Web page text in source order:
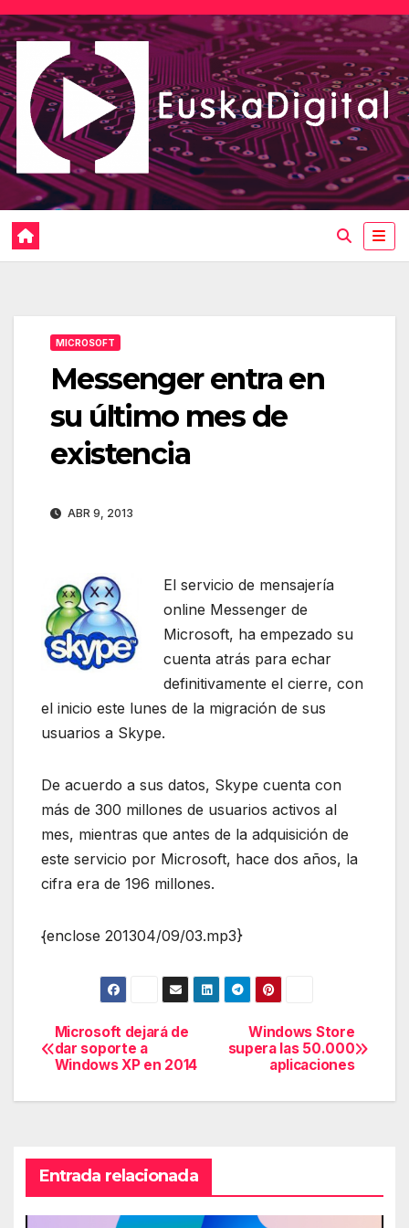
Saltar
al
contenido
MICROSOFT
Messenger entra en
su último mes de
existencia
ABR 9, 2013
El servicio de mensajería
online Messenger de
Microsoft, ha empezado su
cuenta atrás para echar
definitivamente el cierre, con
el inicio este lunes de la migración de sus
usuarios a Skype.
De acuerdo a sus datos, Skype cuenta con
más de 300 millones de usuarios activos al
mes, mientras que antes de la adquisición de
este servicio por Microsoft, hace dos años, la
cifra era de 196 millones.
{enclose 201304/09/03.mp3}
Navegación
de
Windows Store
supera las 50.000
aplicaciones
Microsoft dejará de
dar soporte a
Windows XP en 2014
Entrada relacionada